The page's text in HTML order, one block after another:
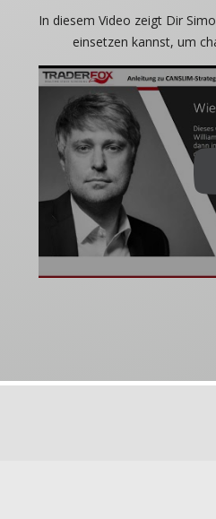
In diesem Video zeigt Dir
einsetzen kannst, um